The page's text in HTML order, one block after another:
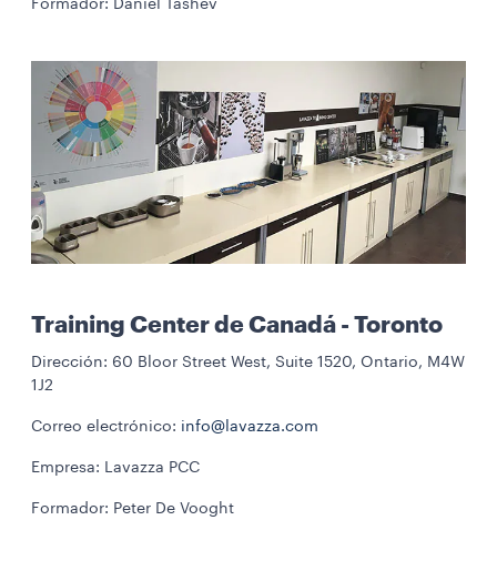
Formador: Daniel Tashev
Training Center de Canadá - Toronto
Dirección: 60 Bloor Street West, Suite 1520, Ontario, M4W
1J2
Correo electrónico: info@lavazza.com
Empresa: Lavazza PCC
Formador: Peter De Vooght